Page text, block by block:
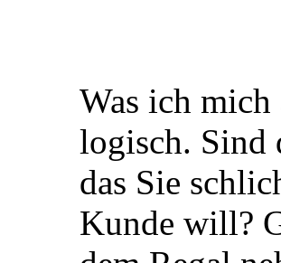
Was ich mich
logisch. Sind
das Sie
Kunde will?